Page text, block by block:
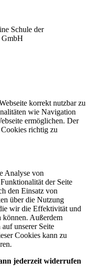
Schule der
GmbH
korrekt nutzbar zu
wie Navigation
ermöglichen. Der
richtig zu
Analyse von
der Seite
den Einsatz von
über die Nutzung
wir die Effektivität und
können. Außerdem
unserer Seite
Cookies kann zu
jederzeit widerrufen